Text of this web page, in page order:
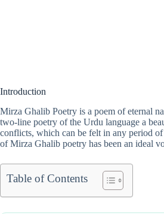
Introduction
Mirza Ghalib Poetry is a poem of eternal
two-line poetry of the Urdu language a
conflicts, which can be felt in any period
of Mirza Ghalib poetry has been an ideal
Table of Contents